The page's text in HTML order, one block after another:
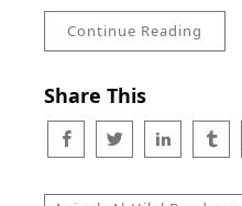
Continue Reading
Share This